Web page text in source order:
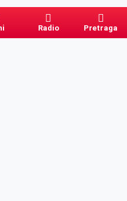
Radio Pretraga